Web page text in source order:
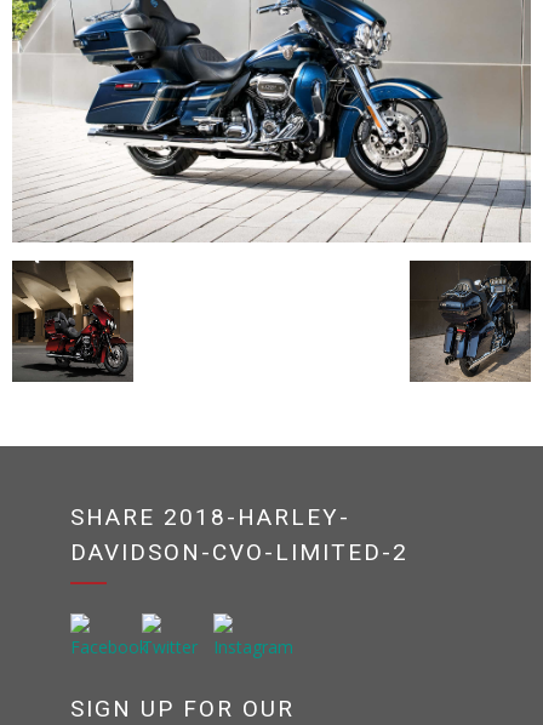
SHARE 2018-HARLEY-
DAVIDSON-CVO-LIMITED-2
SIGN UP FOR OUR